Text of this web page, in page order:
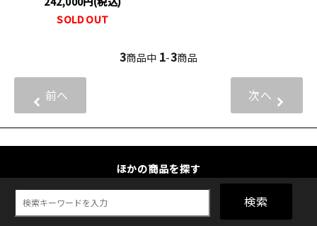
SOLD OUT
3商品中 1-3商品
前へ 次へ
ほかの商品を探す
検索